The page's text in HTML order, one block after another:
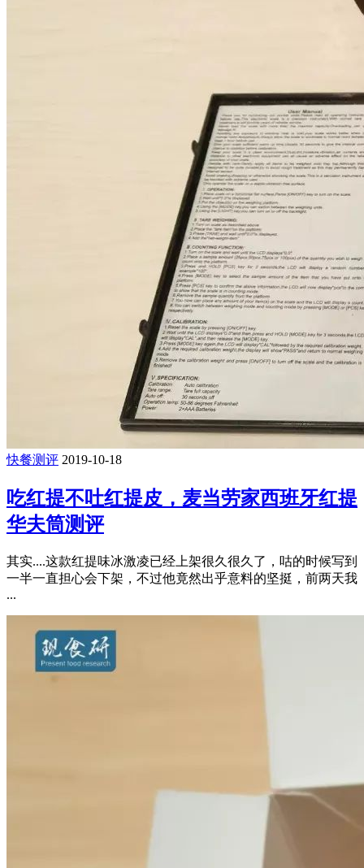
快餐测评 2019-10-18
吃红提不吐红提皮，麦当劳家西班牙红提
华夫筒测评
其实....这款红提味冰激凌已经上架很久很久了，咕的时候写到
一半一直担心会下架，不过他竟然出乎意料的坚挺，前两天我
...